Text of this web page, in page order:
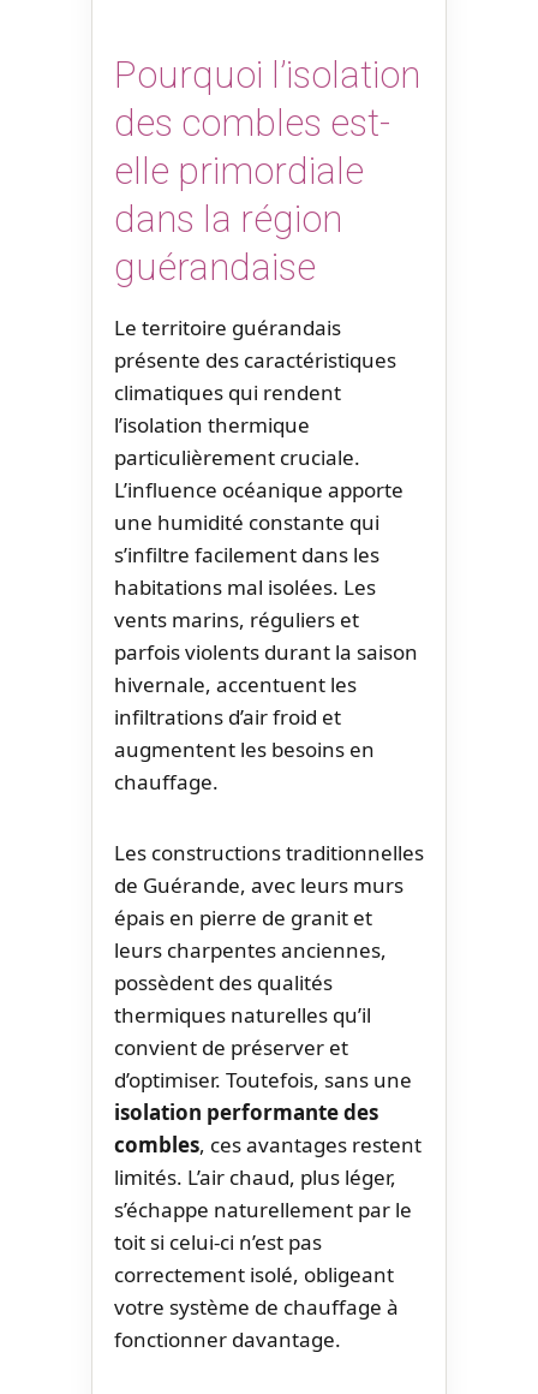
Pourquoi l’isolation
des combles est-
elle primordiale
dans la région
guérandaise
Le territoire guérandais
présente des caractéristiques
climatiques qui rendent
l’isolation thermique
particulièrement cruciale.
L’influence océanique apporte
une humidité constante qui
s’infiltre facilement dans les
habitations mal isolées. Les
vents marins, réguliers et
parfois violents durant la saison
hivernale, accentuent les
infiltrations d’air froid et
augmentent les besoins en
chauffage.
Les constructions traditionnelles
de Guérande, avec leurs murs
épais en pierre de granit et
leurs charpentes anciennes,
possèdent des qualités
thermiques naturelles qu’il
convient de préserver et
d’optimiser. Toutefois, sans une
isolation performante des
combles, ces avantages restent
limités. L’air chaud, plus léger,
s’échappe naturellement par le
toit si celui-ci n’est pas
correctement isolé, obligeant
votre système de chauffage à
fonctionner davantage.